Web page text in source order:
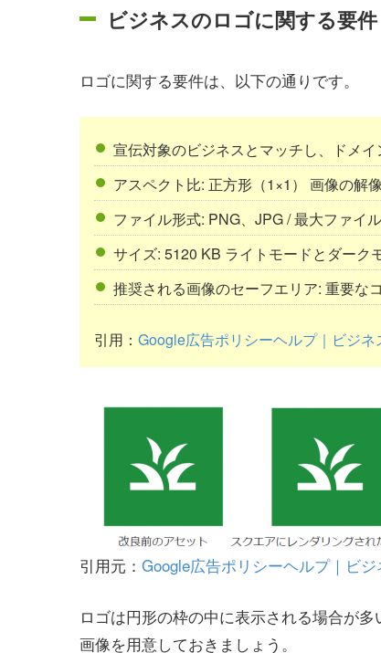
ビジネスのロゴに関する要件
ロゴに関する要件は、以下の通りです。
宣伝対象のビジネスとマッチし、ドメ
アスペクト比: 正方形（1×1） 画像の解
ファイル形式: PNG、JPG / 最大ファイル
サイズ: 5120 KB ライトモードとダーク
推奨される画像のセーフエリア: 重要な
引用： Google広告ポリシーヘルプ｜ビジネ
引用元： Google広告ポリシーヘルプ｜ビ
ロゴは円形の枠の中に表示される場合が
画像を用意しておきましょう。